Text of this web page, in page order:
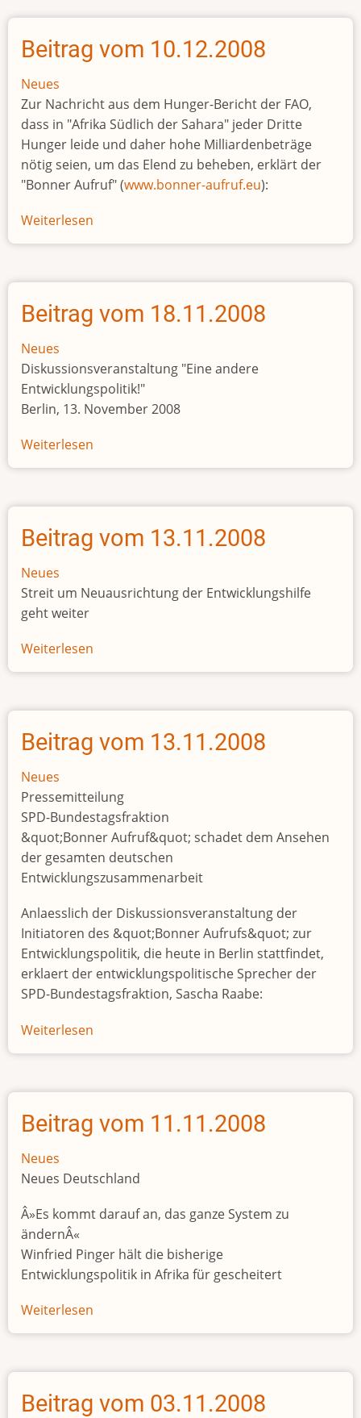
03.01.2009
Beitrag vom 10.12.2008
Neues
Zur Nachricht aus dem Hunger-Bericht der FAO,
dass in "Afrika Südlich der Sahara" jeder Dritte
Hunger leide und daher hohe Milliardenbeträge
nötig seien, um das Elend zu beheben, erklärt der
"Bonner Aufruf" (www.bonner-aufruf.eu):
Weiterlesen
Beitrag
10.12.2008
Beitrag vom 18.11.2008
Neues
Diskussionsveranstaltung "Eine andere
Entwicklungspolitik!"
Berlin, 13. November 2008
Weiterlesen
Beitrag
18.11.2008
Beitrag vom 13.11.2008
Neues
Streit um Neuausrichtung der Entwicklungshilfe
geht weiter
Weiterlesen
Beitrag
13.11.2008
Beitrag vom 13.11.2008
Neues
Pressemitteilung
SPD-Bundestagsfraktion
&quot;Bonner Aufruf&quot; schadet dem Ansehen
der gesamten deutschen
Entwicklungszusammenarbeit
Anlaesslich der Diskussionsveranstaltung der
Initiatoren des &quot;Bonner Aufrufs&quot; zur
Entwicklungspolitik, die heute in Berlin stattfindet,
erklaert der entwicklungspolitische Sprecher der
SPD-Bundestagsfraktion, Sascha Raabe:
Weiterlesen
Beitrag
13.11.2008
Beitrag vom 11.11.2008
Neues
Neues Deutschland
Â»Es kommt darauf an, das ganze System zu
ändernÂ«
Winfried Pinger hält die bisherige
Entwicklungspolitik in Afrika für gescheitert
Weiterlesen
Beitrag
11.11.2008
Beitrag vom 03.11.2008